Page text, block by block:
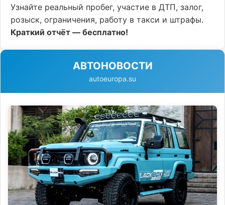
Узнайте реальный пробег, участие в ДТП, залог,
розыск, ограничения, работу в такси и штрафы.
Краткий отчёт — бесплатно!
АВТОНОВОСТИ
autoeuropa.su